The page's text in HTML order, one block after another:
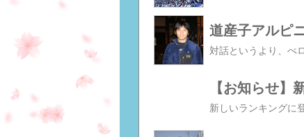
道産子アルピ
【お知らせ】